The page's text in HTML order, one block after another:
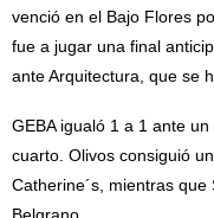
venció en el Bajo Flores
fue a jugar una final
ante Arquitectura, que se
GEBA igualó 1 a 1 ante
cuarto. Olivos consiguió
Catherine´s, mientras